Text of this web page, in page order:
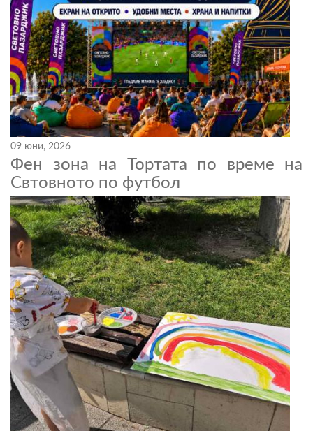
09 юни, 2026
Фен зона на Тортата по време на
Свтовното по футбол